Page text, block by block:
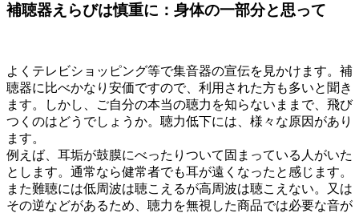
補聴器えらびは慎重に：身体の一部分と思って
よくテレビショッピング等で集音器の宣伝を見かけます。補
聴器に比べかなり安価ですので、利用された方も多いと聞き
ます。しかし、ご自分の本当の聴力を知らないままで、飛び
つくのはどうでしょうか。聴力低下には、様々な原因があり
ます。
例えば、耳垢が鼓膜にべったりついて固まっている人がいた
とします。通常なら健常者でも耳が遠くなったと感じます。
また難聴には低周波は聴こえるが高周波は聴こえない。又は
その逆などがあるため、聴力を無視した商品では必要な音が